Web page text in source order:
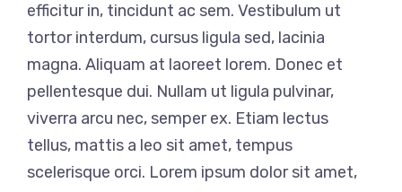
efficitur in, tincidunt ac sem. Vestibulum ut
tortor interdum, cursus ligula sed, lacinia
magna. Aliquam at laoreet lorem. Donec et
pellentesque dui. Nullam ut ligula pulvinar,
viverra arcu nec, semper ex. Etiam lectus
tellus, mattis a leo sit amet, tempus
scelerisque orci. Lorem ipsum dolor sit amet,